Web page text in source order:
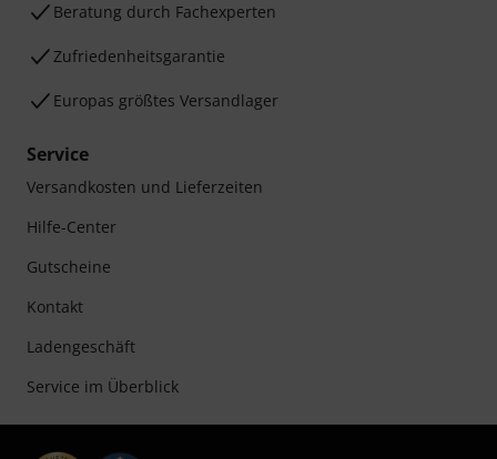
Beratung durch Fachexperten
Zufriedenheitsgarantie
Europas größtes Versandlager
Service
Versandkosten und Lieferzeiten
Hilfe-Center
Gutscheine
Kontakt
Ladengeschäft
Service im Überblick